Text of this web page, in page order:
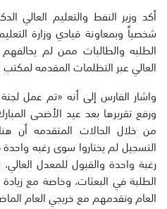
أكد وزير النفط والتعليم العالي
شخصياً وبمعاونة قيادي وزارة
الطلبه والطالبات ممن لم
العالي عبر التظلمات المقدمه لمكتب
واشار الفارس إلى أنه «تم عمل
ورفع تقريرها بعد عيد الأضحى
من خلال الحالات المتقدمه أن
التسجيل لم يختاروا سوى رغبه
رغبة واحدة والقبول للمعدل
الطلبة في البعثات، وخاصة مع
العام وتقدمهم مع خريجي العام